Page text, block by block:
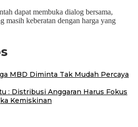
dapat membuka dialog bersama,
masih keberatan dengan harga yang
MBD Diminta Tak Mudah Percaya
: Distribusi Anggaran Harus Fokus
Kemiskinan